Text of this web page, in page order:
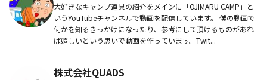
大好きなキャンプ道具の紹介をメインに「OJIMARU CAMP」と
いうYouTubeチャンネルで動画を配信しています。 僕の動画で
何かを知るきっかけになったり、参考にして頂けるものがあれ
ば嬉しいという思いで動画を作っています。Twit...
株式会社QUADS